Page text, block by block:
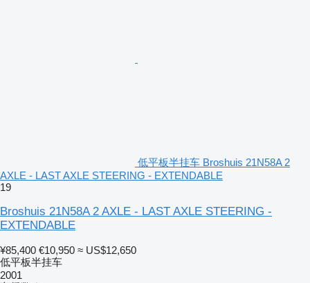
低平板半挂车 Broshuis 21N58A 2
AXLE - LAST AXLE STEERING - EXTENDABLE
19
Broshuis 21N58A 2 AXLE - LAST AXLE STEERING -
EXTENDABLE
¥85,400 €10,950 ≈ US$12,650
低平板半挂车
2001